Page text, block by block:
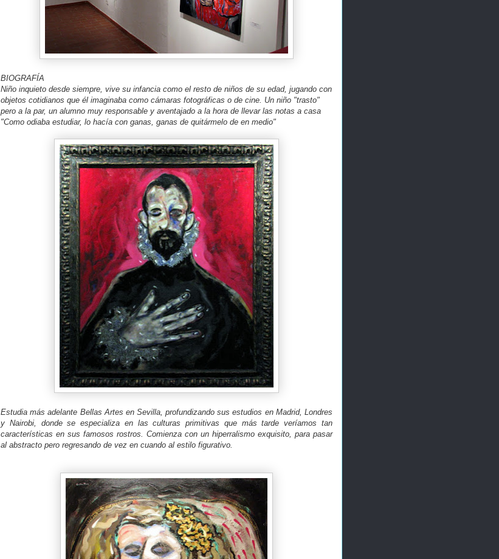
BIOGRAFÍA
Niño inquieto desde siempre, vive su infancia como el resto de niños de su edad, jugando con
objetos cotidianos que él imaginaba como cámaras fotográficas o de cine. Un niño "trasto"
pero a la par, un alumno muy responsable y aventajado a la hora de llevar las notas a casa
"Como odiaba estudiar, lo hacía con ganas, ganas de quitármelo de en medio"
Estudia más adelante Bellas Artes en Sevilla, profundizando sus estudios en Madrid, Londres
y Nairobi, donde se especializa en las culturas primitivas que más tarde veríamos tan
características en sus famosos rostros. Comienza con un hiperralismo exquisito, para pasar
al abstracto pero regresando de vez en cuando al estilo figurativo.